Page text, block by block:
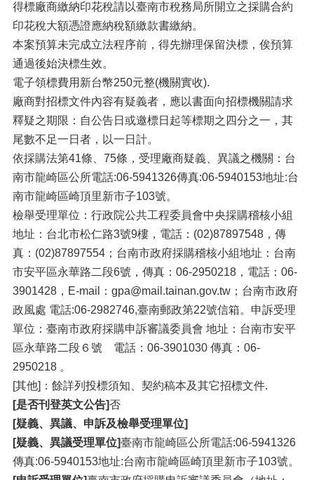
得標廠商繳納印花稅請以臺南市稅務局所開立之採購合約
印花稅大額憑證應納稅額繳款書繳納。
本案預算未完成立法程序前，得先辦理保留決標，俟預算
通過後始決標生效。
電子領標費用新台幣250元整(機關實收).
廠商對招標文件內容有疑義者，應以書面向招標機關請求
釋疑之期限：自公告日或邀標日起等標期之四分之一，其
尾數不足一日者，以一日計。
依採購法第41條、75條，受理廠商疑義、異議之機關：台
南市龍崎區公所電話:06-5941326傳真:06-5940153地址:台
南市龍崎區崎頂里新市子103號。
檢舉受理單位：行政院公共工程委員會中央採購稽核小組
地址：台北市松仁路3號9樓，電話：(02)87897548，傳
真：(02)87897554；台南市政府採購稽核小組地址：台南
市安平區永華路二段6號，傳真：06-2950218，電話：06-
3901428，E-mail：gpa@mail.tainan.gov.tw；台南市政府
政風處 電話:06-2982746,臺南郵政第22號信箱。申訴受理
單位：臺南市政府採購申訴審議委員會 地址：台南市安平
區永華路二段６號 電話：06-3901030 傳真：06-
2950218 。
[其他]：餘詳列投標須知、契約稿本及其它招標文件.
[是否刊登英文公告]否
[疑義、異議、申訴及檢舉受理單位]
[疑義、異議受理單位]臺南市龍崎區公所電話:06-5941326
傳真:06-5940153地址:台南市龍崎區崎頂里新市子103號。